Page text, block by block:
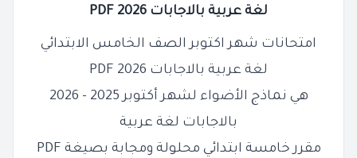
لغة عربية بالاجابات 2026 PDF
امتحانات شهر اكتوبر الصف الخامس الابتدائي
لغة عربية بالاجابات 2026 PDF
هي نماذج الأضواء لشهر أكتوبر 2025 - 2026
بالاجابات لغة عربية
مقرر خامسة ابتدائي محلولة ومجابة بصيغة PDF